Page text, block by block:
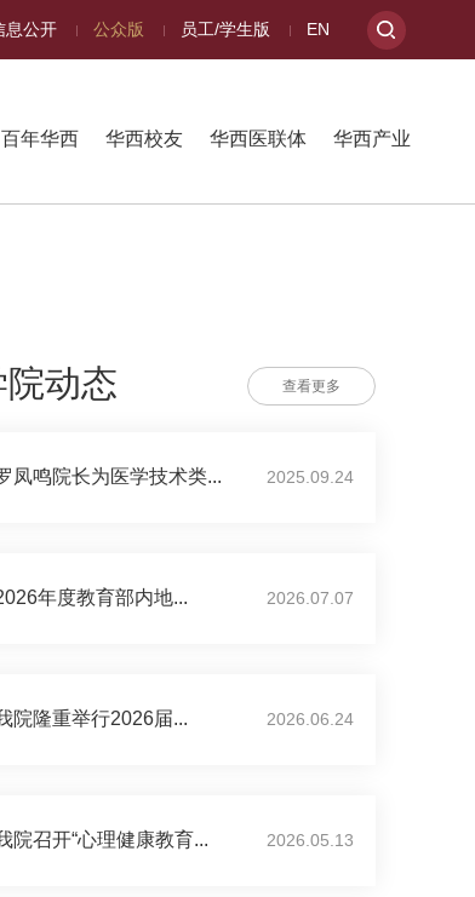
息公开 公众版 员工/学生版 EN
百年华西 华西校友 华西医联体 华西产业
院动态 查看更多
凤鸣院长为医学技术类... 2025.09.24
年度教育部内地... 2026.07.07
院隆重举行2026届... 2026.06.24
院召开“心理健康教育... 2026.05.13